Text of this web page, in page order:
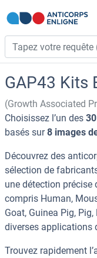
GAP43 Kits
(Growth Associated
Choisissez l’un des
basés sur8 images
Découvrez des
sélection de
une détection précise
compris Human,
Goat, Guinea Pig,
diverses applications
Trouvez rapidement